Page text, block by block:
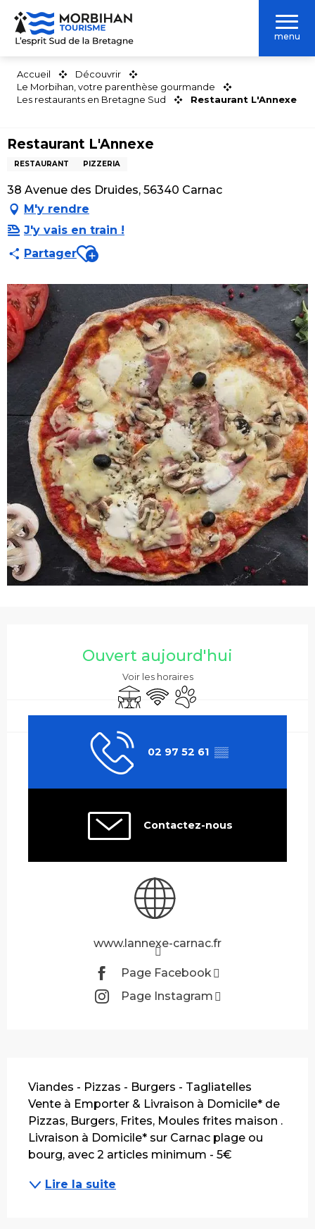
Aller
contenu
menu
Accueil
Découvrir
Le Morbihan, votre parenthèse gourmande
Les restaurants en Bretagne Sud
Restaurant L'Annexe
Restaurant L'Annexe
RESTAURANT PIZZERIA
38 Avenue des Druides, 56340 Carnac
M'y rendre
J'y vais en train !
PartagerAjouter aux favoris
Ouvert aujourd'hui
Voir les horaires
Terrasse
WiFi Animaux acceptés
02 97 52 61 ▒▒
Contactez-nous
www.lannexe-carnac.fr
Page Facebook
Page Instagram
Viandes - Pizzas - Burgers - Tagliatelles
Vente à Emporter & Livraison à Domicile* de
Pizzas, Burgers, Frites, Moules frites maison .
Livraison à Domicile* sur Carnac plage ou
bourg, avec 2 articles minimum - 5€
Lire la suite